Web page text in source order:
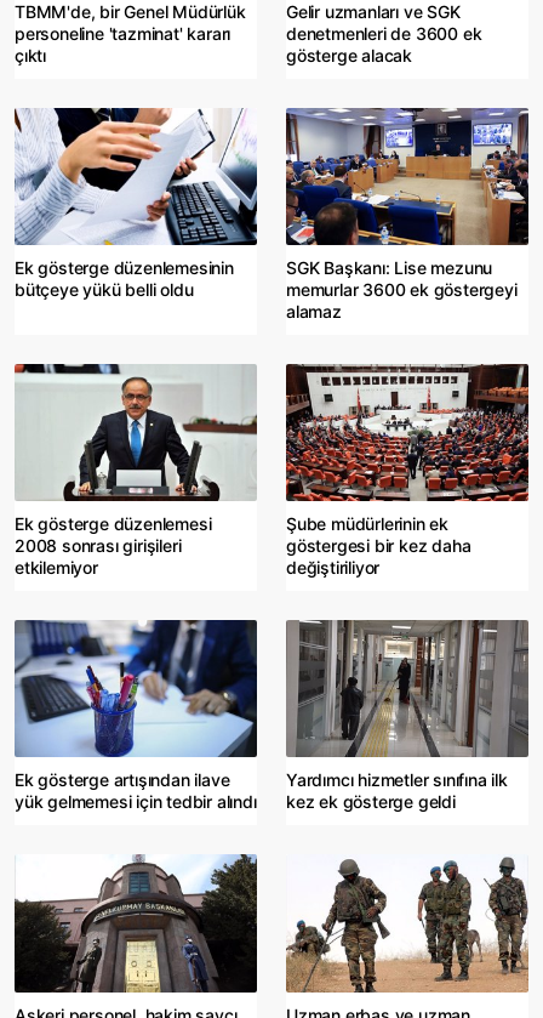
TBMM'de, bir Genel Müdürlük
personeline 'tazminat' kararı
çıktı
Gelir uzmanları ve SGK
denetmenleri de 3600 ek
gösterge alacak
Ek gösterge düzenlemesinin
bütçeye yükü belli oldu
SGK Başkanı: Lise mezunu
memurlar 3600 ek göstergeyi
alamaz
Ek gösterge düzenlemesi
2008 sonrası girişileri
etkilemiyor
Şube müdürlerinin ek
göstergesi bir kez daha
değiştiriliyor
Ek gösterge artışından ilave
yük gelmemesi için tedbir alındı
Yardımcı hizmetler sınıfına ilk
kez ek gösterge geldi